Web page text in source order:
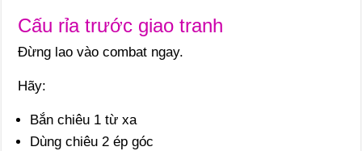
Cấu rỉa trước giao tranh
Đừng lao vào combat ngay.
Hãy:
Bắn chiêu 1 từ xa
Dùng chiêu 2 ép góc